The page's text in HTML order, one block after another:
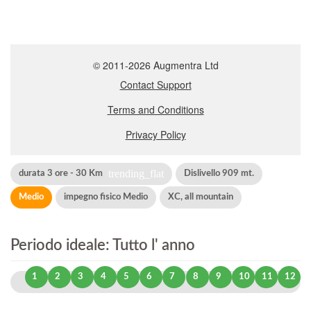
trending_flat
durata 3 ore - 30 Km Dislivello 909 mt.
Medio impegno fisico Medio XC, all mountain
Periodo ideale: Tutto l' anno
1 2 3 4 5 6 7 8 9 10 11 12